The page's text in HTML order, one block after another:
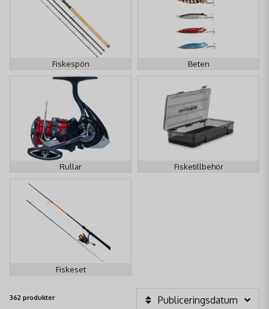
Fiskespön Beten
Rullar Fisketillbehör
Fiskeset
362 produkter Publiceringsdatum